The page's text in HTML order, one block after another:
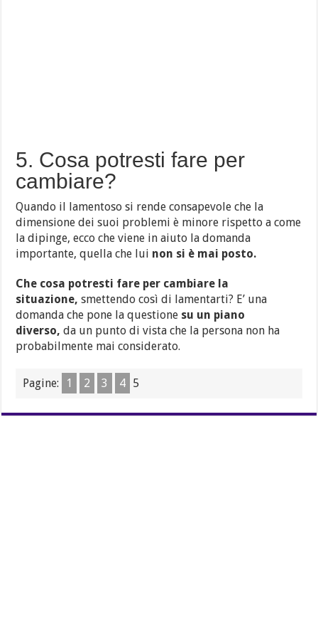
5. Cosa potresti fare per
cambiare?
Quando il lamentoso si rende consapevole che la
dimensione dei suoi problemi è minore rispetto a come
la dipinge, ecco che viene in aiuto la domanda
importante, quella che lui non si è mai posto.
Che cosa potresti fare per cambiare la
situazione,smettendo così di lamentarti? E’ una
domanda che pone la questione su un piano
diverso,da un punto di vista che la persona non ha
probabilmente mai considerato.
Pagine: 1 2 3 4 5